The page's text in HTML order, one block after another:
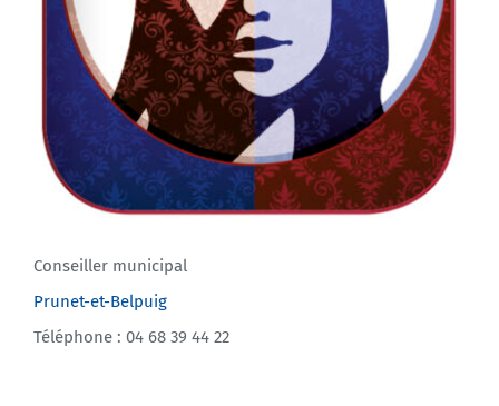
Conseiller municipal
Prunet-et-Belpuig
Téléphone : 04 68 39 44 22